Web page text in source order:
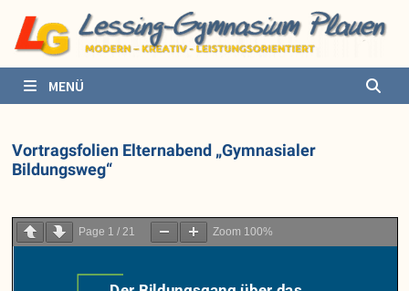
zum
Inhalt
MENÜ
Vortragsfolien Elternabend „Gymnasialer
Bildungsweg“
Page 1 /21 Zoom 100%